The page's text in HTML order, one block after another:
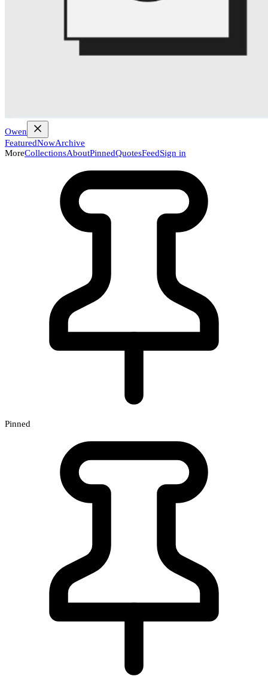
Owen
FeaturedNowArchive
MoreCollectionsAboutPinnedQuotesFeedSign in
Pinned